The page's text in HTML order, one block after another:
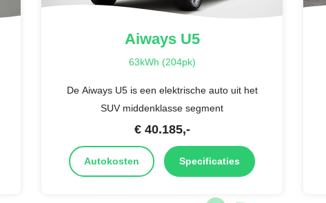
AiwaysU5
63kWh (204pk)
De Aiways U5 is een elektrische auto uit het
SUV middenklasse segment
€ 40.185,-
Autokosten Specificaties